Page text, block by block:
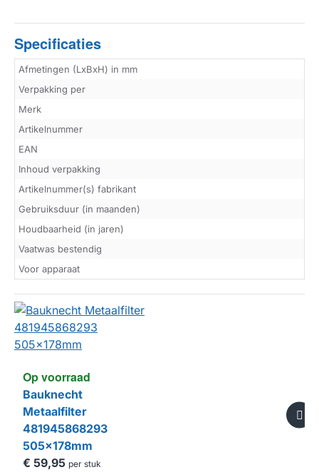
Specificaties
Afmetingen (LxBxH) in mm
Verpakking per
Merk
Artikelnummer
EAN
Inhoud verpakking
Artikelnummer(s) fabrikant
Gebruiksduur (in maanden)
Houdbaarheid (in jaren)
Vaatwas bestendig
Voor apparaat
Op voorraad
Bauknecht
Metaalfilter
481945868293
505x178mm
€ 59,95 per stuk